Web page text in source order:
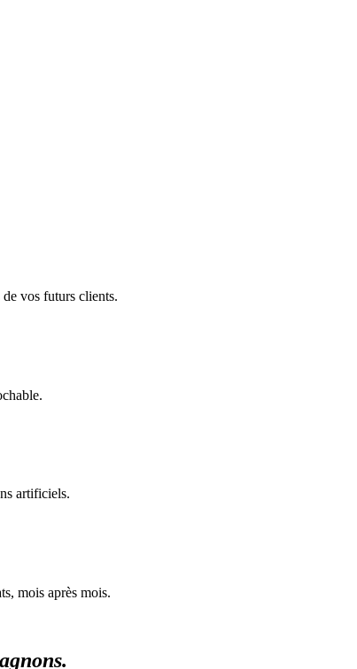
vos futurs clients.
artificiels.
mois après mois.